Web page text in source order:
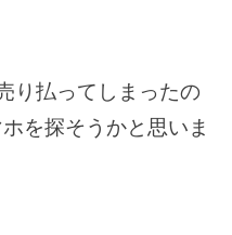
り払ってしまったの
を探そうかと思いま